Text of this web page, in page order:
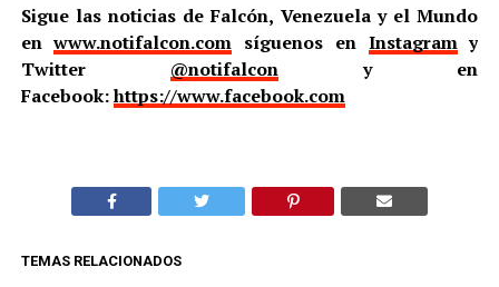
Sigue las noticias de Falcón, Venezuela y el Mundo
enwww.notifalcon.com síguenos en Instagramy
Twitter @notifalcony en
Facebook:https://www.facebook.com
TEMAS RELACIONADOS